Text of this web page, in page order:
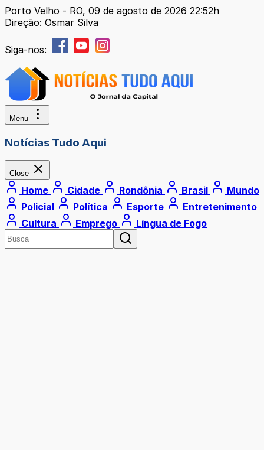
Porto Velho - RO, 09 de agosto de 2026 22:52h
Direção: Osmar Silva
Siga-nos:
Menu
Notícias Tudo Aqui
Close
Home Cidade Rondônia Brasil
Mundo
Policial
Política Esporte
Entretenimento
Cultura
Emprego Língua de Fogo